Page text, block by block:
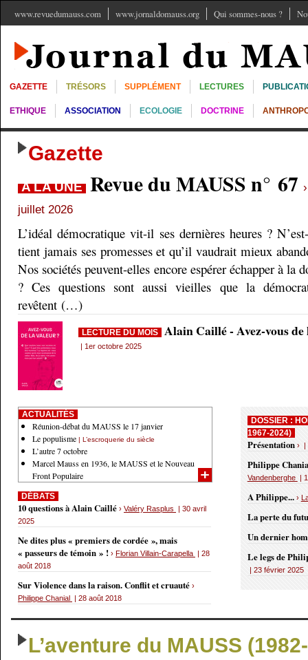
www.revuedumauss.com www.jornaldomauss.org Qui sommes-nous ?
GAZETTE TRÉSORS SUPPLÉMENT LECTURES
ETHIQUE ASSOCIATION ECOLOGIE DOCTRINE
Gazette
A LA UNE Revue du MAUSS n° 67
juillet 2026
L’idéal démocratique vit-il ses dernières heures ?
tient jamais ses promesses et qu’il vaudrait mieux
Nos sociétés peuvent-elles encore espérer échapper à la
? Ces questions sont aussi vieilles que la
revêtent (…)
LECTURE DU MOIS Alain Caillé - Avez-vous
| 1er octobre 2025
DOSSIER :
1967-2024)
Présentation › |
Philippe
Vandenberghe |
A Philippe... ›
La perte du
Un dernier
Le legs de
| 23 février 2025
ACTUALITÉS
Réunion-débat du MAUSS le 17 janvier
Le populisme | L’escroquerie du siècle
L’autre 7 octobre
Marcel Mauss en 1936, le MAUSS et le Nouveau
Front Populaire
DÉBATS
10 questions à Alain Caillé › Valéry Rasplus
| 30 avril
2025
Ne dites plus « premiers de cordée », mais
« passeurs de témoin » ! › Florian Villain-Carapella | 28
août 2018
Sur Violence dans la raison. Conflit et cruauté ›
Philippe Chanial | 28 août 2018
L’aventure du MAUSS